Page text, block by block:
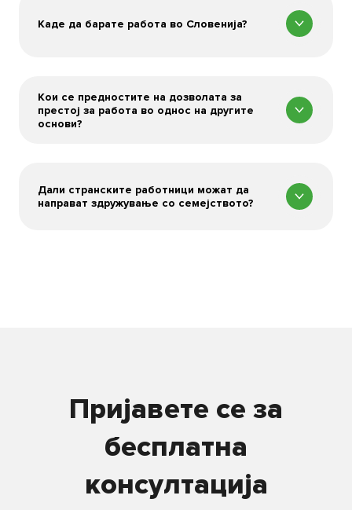
Каде да барате работа во Словенија?
Кои се предностите на дозволата за
престој за работа во однос на другите
основи?
Дали странските работници можат да
направат здружување со семејството?
Пријавете се за
бесплатна
консултација